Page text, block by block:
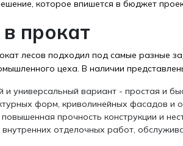
которое впишется в бюджет
прокат
лесов подходил под самые разные
цеха. В наличии
универсальный вариант - простая и
форм, криволинейных фасадов и
прочность конструкции и
отделочных работ,